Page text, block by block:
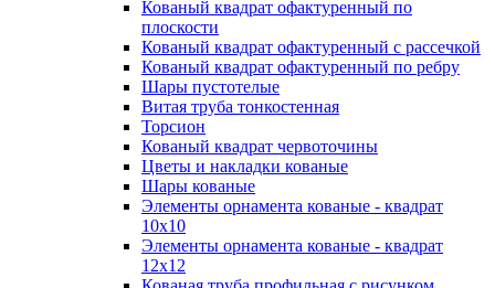
Кованый квадрат офактуренный по
плоскости
Кованый квадрат офактуренный с рассечкой
Кованый квадрат офактуренный по ребру
Шары пустотелые
Витая труба тонкостенная
Торсион
Кованый квадрат червоточины
Цветы и накладки кованые
Шары кованые
Элементы орнамента кованые - квадрат
10х10
Элементы орнамента кованые - квадрат
12х12